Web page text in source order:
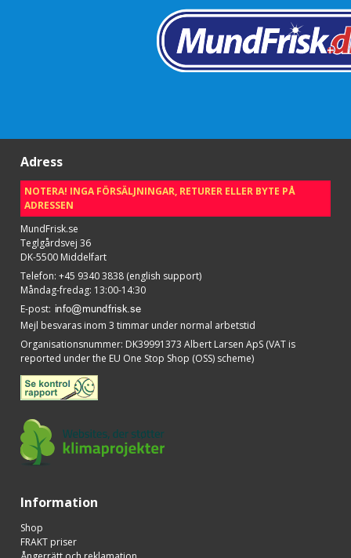
Adress
NOTERA! INGA FÖRSÄLJNINGAR, RETURER ELLER BYTE PÅ
ADRESSEN
MundFrisk.se
Teglgårdsvej 36
DK-5500 Middelfart
Telefon: +45 9340 3838 (english support)
Måndag-fredag: 13:00-14:30
E-post:
Mejl besvaras inom 3 timmar under normal arbetstid
Organisationsnummer: DK39991373 Albert Larsen ApS (VAT is
reported under the EU One Stop Shop (OSS) scheme)
Information
Shop
FRAKT priser